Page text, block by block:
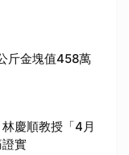
斤金塊值458萬
慶順教授「4月
實